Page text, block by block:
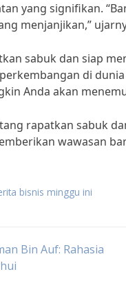
yang signifikan.
menjanjikan,”
sabuk dan siap
di
Anda akan
rapatkan sabuk
wawasan
bisnis minggu ini
Bin Auf: Rahasia